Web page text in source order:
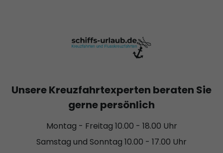
Unsere Kreuzfahrtexperten beraten Sie
gerne persönlich
Montag - Freitag 10.00 - 18.00 Uhr
Samstag und Sonntag 10.00 - 17.00 Uhr